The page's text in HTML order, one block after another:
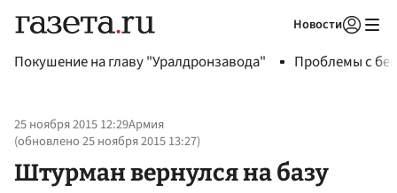
Новости
Покушение на главу "Уралдронзавода" Проблемы с
25 ноября 2015 12:29Армия
(обновлено25 ноября 2015 13:27)
Штурман вернулся на базу